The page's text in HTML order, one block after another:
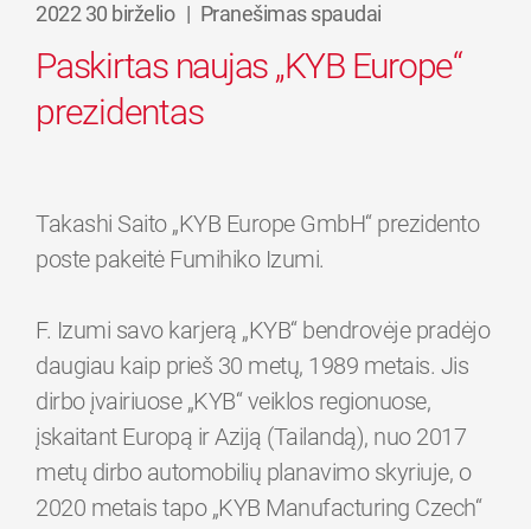
2022 30 birželio | Pranešimas spaudai
Paskirtas naujas „KYB Europe“
prezidentas
Takashi Saito „KYB Europe GmbH“ prezidento
poste pakeitė Fumihiko Izumi.
F. Izumi savo karjerą „KYB“ bendrovėje pradėjo
daugiau kaip prieš 30 metų, 1989 metais. Jis
dirbo įvairiuose „KYB“ veiklos regionuose,
įskaitant Europą ir Aziją (Tailandą), nuo 2017
metų dirbo automobilių planavimo skyriuje, o
2020 metais tapo „KYB Manufacturing Czech“